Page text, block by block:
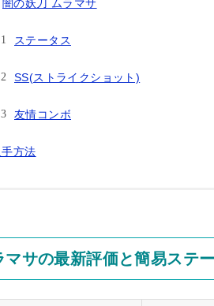
闇の妖刀 ムラマサ
ステータス
SS(ストライクショット)
友情コンボ
手方法
マサの最新評価と簡易ステ